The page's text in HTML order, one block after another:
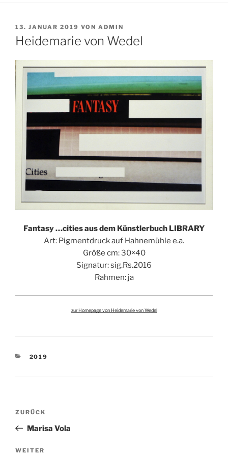
VERÖFFENTLICHT
AM
13. JANUAR 2019 VON ADMIN
Heidemarie von Wedel
Fantasy …cities aus dem Künstlerbuch LIBRARY
Art: Pigmentdruck auf Hahnemühle e.a.
Größe cm: 30×40
Signatur: sig.Rs.2016
Rahmen: ja
zur Homepage von Heidemarie von Wedel
KATEGORIEN
2019
Beitragsnavigation
Vorheriger
Beitrag
ZURÜCK
Marisa Vola
Nächster
WEITER